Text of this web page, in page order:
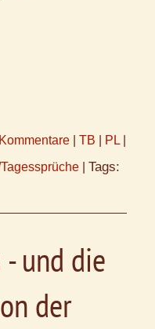
Kommentare TB PL
Tags:
und die
der